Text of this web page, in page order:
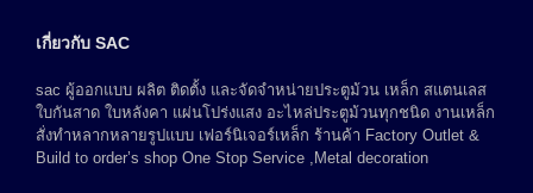
เกี่ยวกับ SAC
sac ผู้ออกแบบ ผลิต ติดตั้ง และจัดจำหน่ายประตูม้วน เหล็ก สแตนเลส
ใบกันสาด ใบหลังคา แผ่นโปร่งแสง อะไหล่ประตูม้วนทุกชนิด งานเหล็ก
สั่งทำหลากหลายรูปแบบ เฟอร์นิเจอร์เหล็ก ร้านค้า Factory Outlet &
Build to order’s shop One Stop Service ,Metal decoration